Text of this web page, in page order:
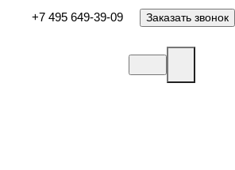
+7 495 649-39-09 Заказать звонок